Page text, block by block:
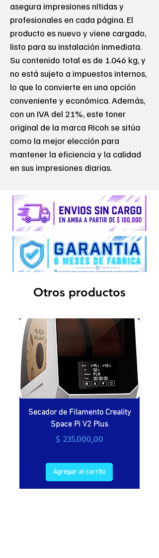
asegura impresiones nítidas y
profesionales en cada página. El
producto es nuevo y viene cargado,
listo para su instalación inmediata.
Su contenido total es de 1.046 kg, y
no está sujeto a impuestos internos,
lo que lo convierte en una opción
conveniente y económica. Además,
con un IVA del 21%, este toner
original de la marca Ricoh se sitúa
como la mejor elección para
mantener la eficiencia y la calidad
en sus impresiones diarias.
Otros productos
Secador de Filamento Creality
Space Pi V2 Plus
Precio
$ 235.000,00
Agregar al carrito